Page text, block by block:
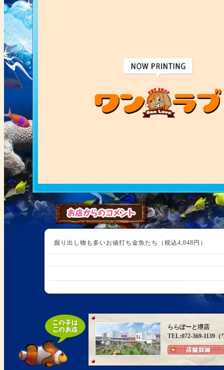
掘り出し物も多いお値打ち金魚たち（税込4,048円）
ららぽーと堺店
TEL:072-369-1139